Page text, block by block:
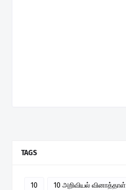
TAGS
10 10 அறிவியல் வினாத்தாள்